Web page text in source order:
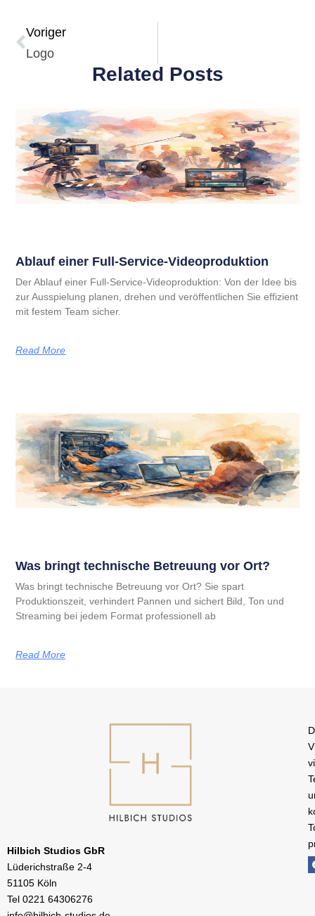
Voriger
Logo
Related Posts
Ablauf einer Full-Service-Videoproduktion
Der Ablauf einer Full-Service-Videoproduktion: Von der Idee bis
zur Ausspielung planen, drehen und veröffentlichen Sie effizient
mit festem Team sicher.
Read More
Was bringt technische Betreuung vor Ort?
Was bringt technische Betreuung vor Ort? Sie spart
Produktionszeit, verhindert Pannen und sichert Bild, Ton und
Streaming bei jedem Format professionell ab
Read More
Hilbich Studios GbR
Lüderichstraße 2-4
51105 Köln
Tel 0221 64306276